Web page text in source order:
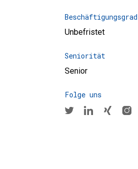
Beschäftigungsgrad
Unbefristet
Seniorität
Senior
Folge uns